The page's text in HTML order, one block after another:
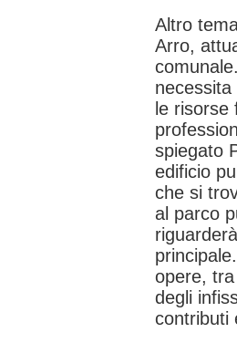
Altro
Arro,
necessita
le risorse
spiegato
edificio
che si
al parco
opere,
degli
contributi